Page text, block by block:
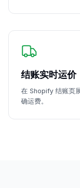
结账实时运价
在 Shopify 结账页
确运费。